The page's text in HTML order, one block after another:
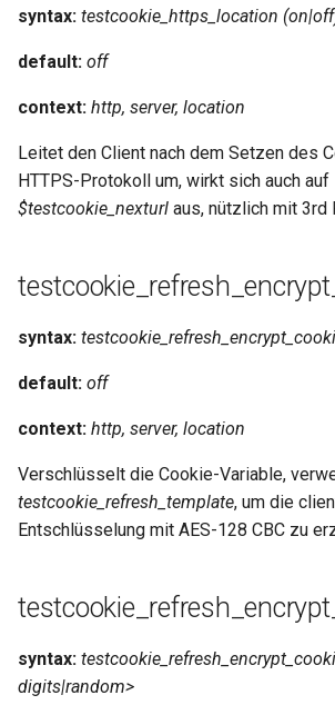
syntax: testcookie_https_location
default: off
context: http, server, location
Leitet den Client nach dem Setzen des
HTTPS-Protokoll um, wirkt sich auch auf
$testcookie_nexturl aus, nützlich mit 3rd
syntax:
default: off
context: http, server, location
Verschlüsselt die Cookie-Variable,
testcookie_refresh_template, um die
Entschlüsselung mit AES-128 CBC zu
syntax:
digits|random>